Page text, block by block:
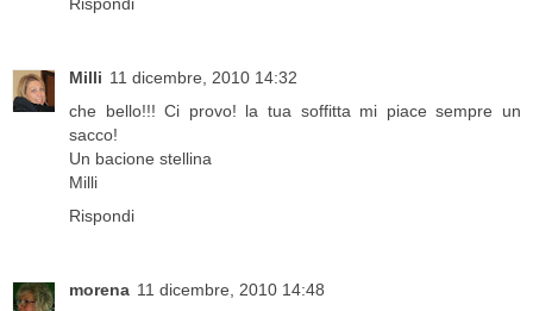
Milli 11 dicembre, 2010 14:32
che bello!!! Ci provo! la tua soffitta mi piace sempre un
sacco!
Un bacione stellina
Milli
Rispondi
morena 11 dicembre, 2010 14:48